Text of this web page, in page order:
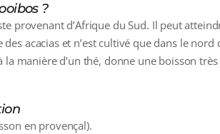
?
provenant d’Afrique du Sud. Il peut
acacias et n’est cultivé que dans le nord
manière d’un thé, donne une boisson
en provençal).